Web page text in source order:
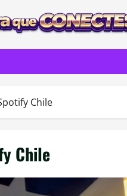
Chile
Chile